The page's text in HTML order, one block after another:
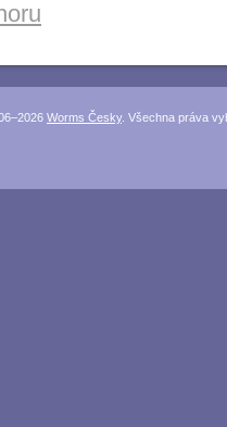
Worms Česky. Všechna práva